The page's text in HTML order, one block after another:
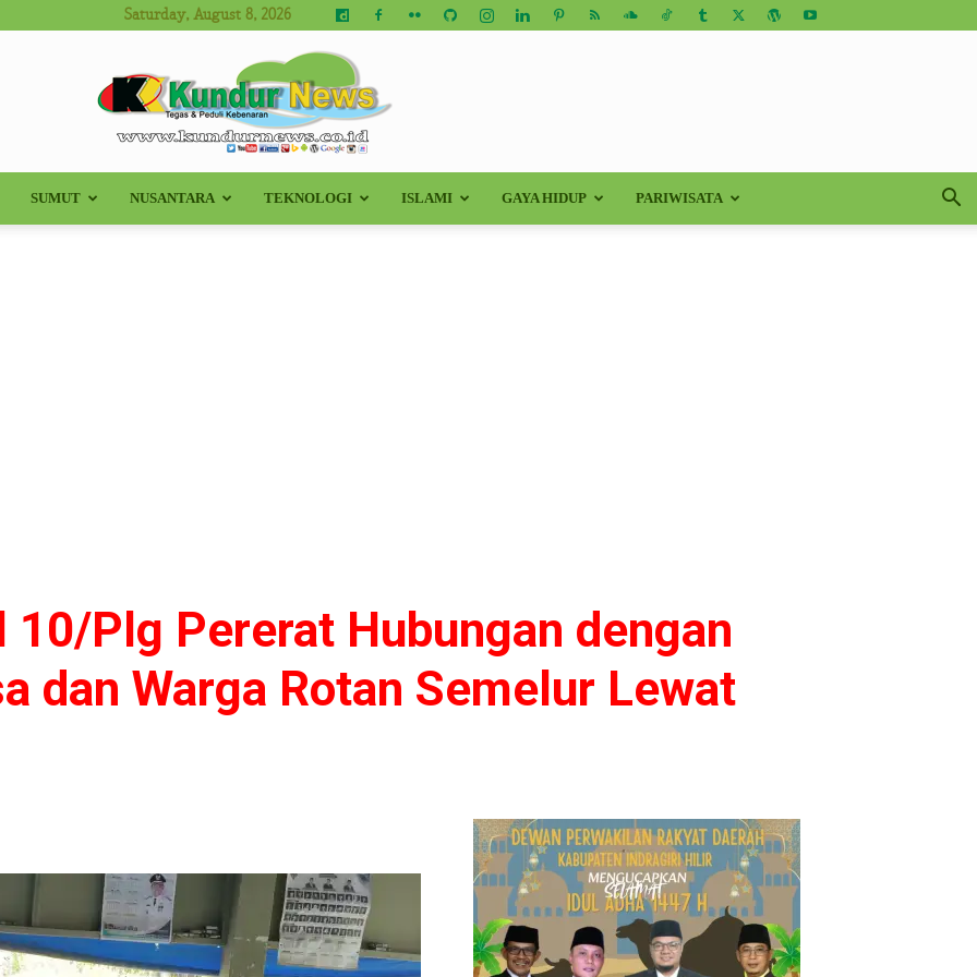
Saturday, August 8, 2026
Kundur
SUMUT NUSANTARA TEKNOLOGI ISLAMI GAYA HIDUP PARIWISATA
10/Plg Pererat Hubungan dengan
dan Warga Rotan Semelur Lewat